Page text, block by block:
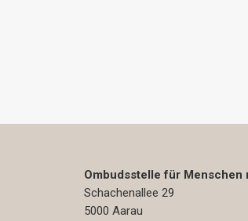
Ombudsstelle für Menschen
Schachenallee 29
5000 Aarau